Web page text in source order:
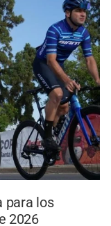
para los
2026